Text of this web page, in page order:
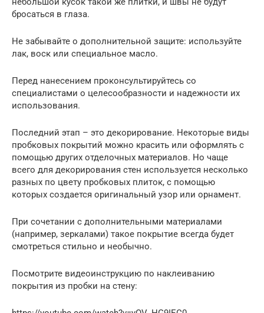
бросаться в глаза.
Не забывайте о дополнительной защите: используйте
лак, воск или специальное масло.
Перед нанесением проконсультируйтесь со
специалистами о целесообразности и надежности их
использования.
Последний этап – это декорирование. Некоторые виды
пробковых покрытий можно красить или оформлять с
помощью других отделочных материалов. Но чаще
всего для декорирования стен используется несколько
разных по цвету пробковых плиток, с помощью
которых создается оригинальный узор или орнамент.
При сочетании с дополнительными материалами
(например, зеркалами) такое покрытие всегда будет
смотреться стильно и необычно.
Посмотрите видеоинструкцию по наклеиванию
покрытия из пробки на стену: